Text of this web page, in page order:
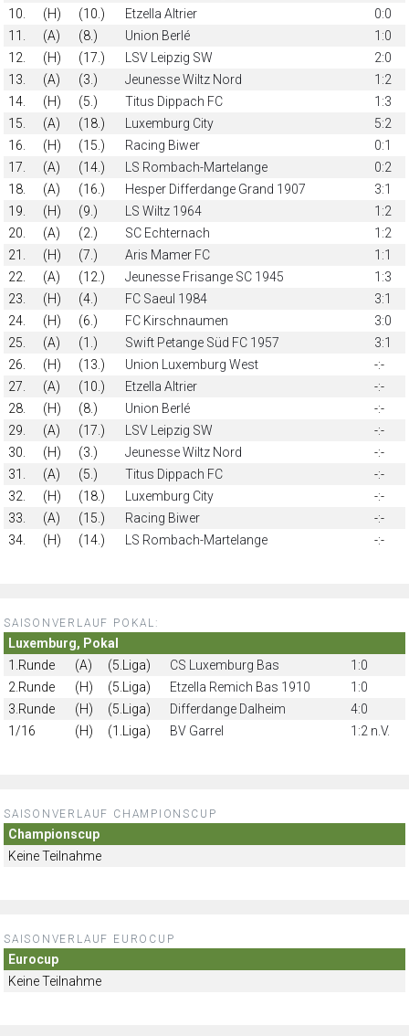
10.
(H) (10.) Etzella Altrier
0:0
11.
(A) (8.) Union Berlé
1:0
12.
(H) (17.) LSV Leipzig SW
2:0
13.
(A) (3.) Jeunesse Wiltz Nord
1:2
14.
(H) (5.) Titus Dippach FC
1:3
15.
(A) (18.) Luxemburg City
5:2
16.
(H) (15.) Racing Biwer
0:1
17.
(A) (14.) LS Rombach-Martelange
0:2
18.
(A) (16.) Hesper Differdange Grand 1907
3:1
19.
(H) (9.) LS Wiltz 1964
1:2
20.
(A) (2.) SC Echternach
1:2
21.
(H) (7.) Aris Mamer FC
1:1
22.
(A) (12.) Jeunesse Frisange SC 1945
1:3
23.
(H) (4.) FC Saeul 1984
3:1
24.
(H) (6.) FC Kirschnaumen
3:0
25.
(A) (1.) Swift Petange Süd FC 1957
3:1
26.
(H) (13.) Union Luxemburg West
-:-
27.
(A) (10.) Etzella Altrier
-:-
28.
(H) (8.) Union Berlé
-:-
29.
(A) (17.) LSV Leipzig SW
-:-
30.
(H) (3.) Jeunesse Wiltz Nord
-:-
31.
(A) (5.) Titus Dippach FC
-:-
32.
(H) (18.) Luxemburg City
-:-
33.
(A) (15.) Racing Biwer
-:-
34.
(H) (14.) LS Rombach-Martelange -:-
SAISONVERLAUF POKAL:
Luxemburg, Pokal
1.Runde
(A) (5.Liga) CS Luxemburg Bas
1:0
2.Runde
(H) (5.Liga) Etzella Remich Bas 1910
1:0
3.Runde
(H) (5.Liga) Differdange Dalheim
4:0
1/16
(H) (1.Liga) BV Garrel 1:2 n.V.
SAISONVERLAUF CHAMPIONSCUP
Championscup
Keine Teilnahme
SAISONVERLAUF EUROCUP
Eurocup
Keine Teilnahme